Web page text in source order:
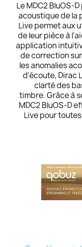
Le MDC2 BluOS-
acoustique de la
Live permet aux
de leur pièce à
application
de correction sur
les anomalies
d'écoute, Dirac
clarté des
timbre. Grâce à
MDC2 BluOS-D
Live pour